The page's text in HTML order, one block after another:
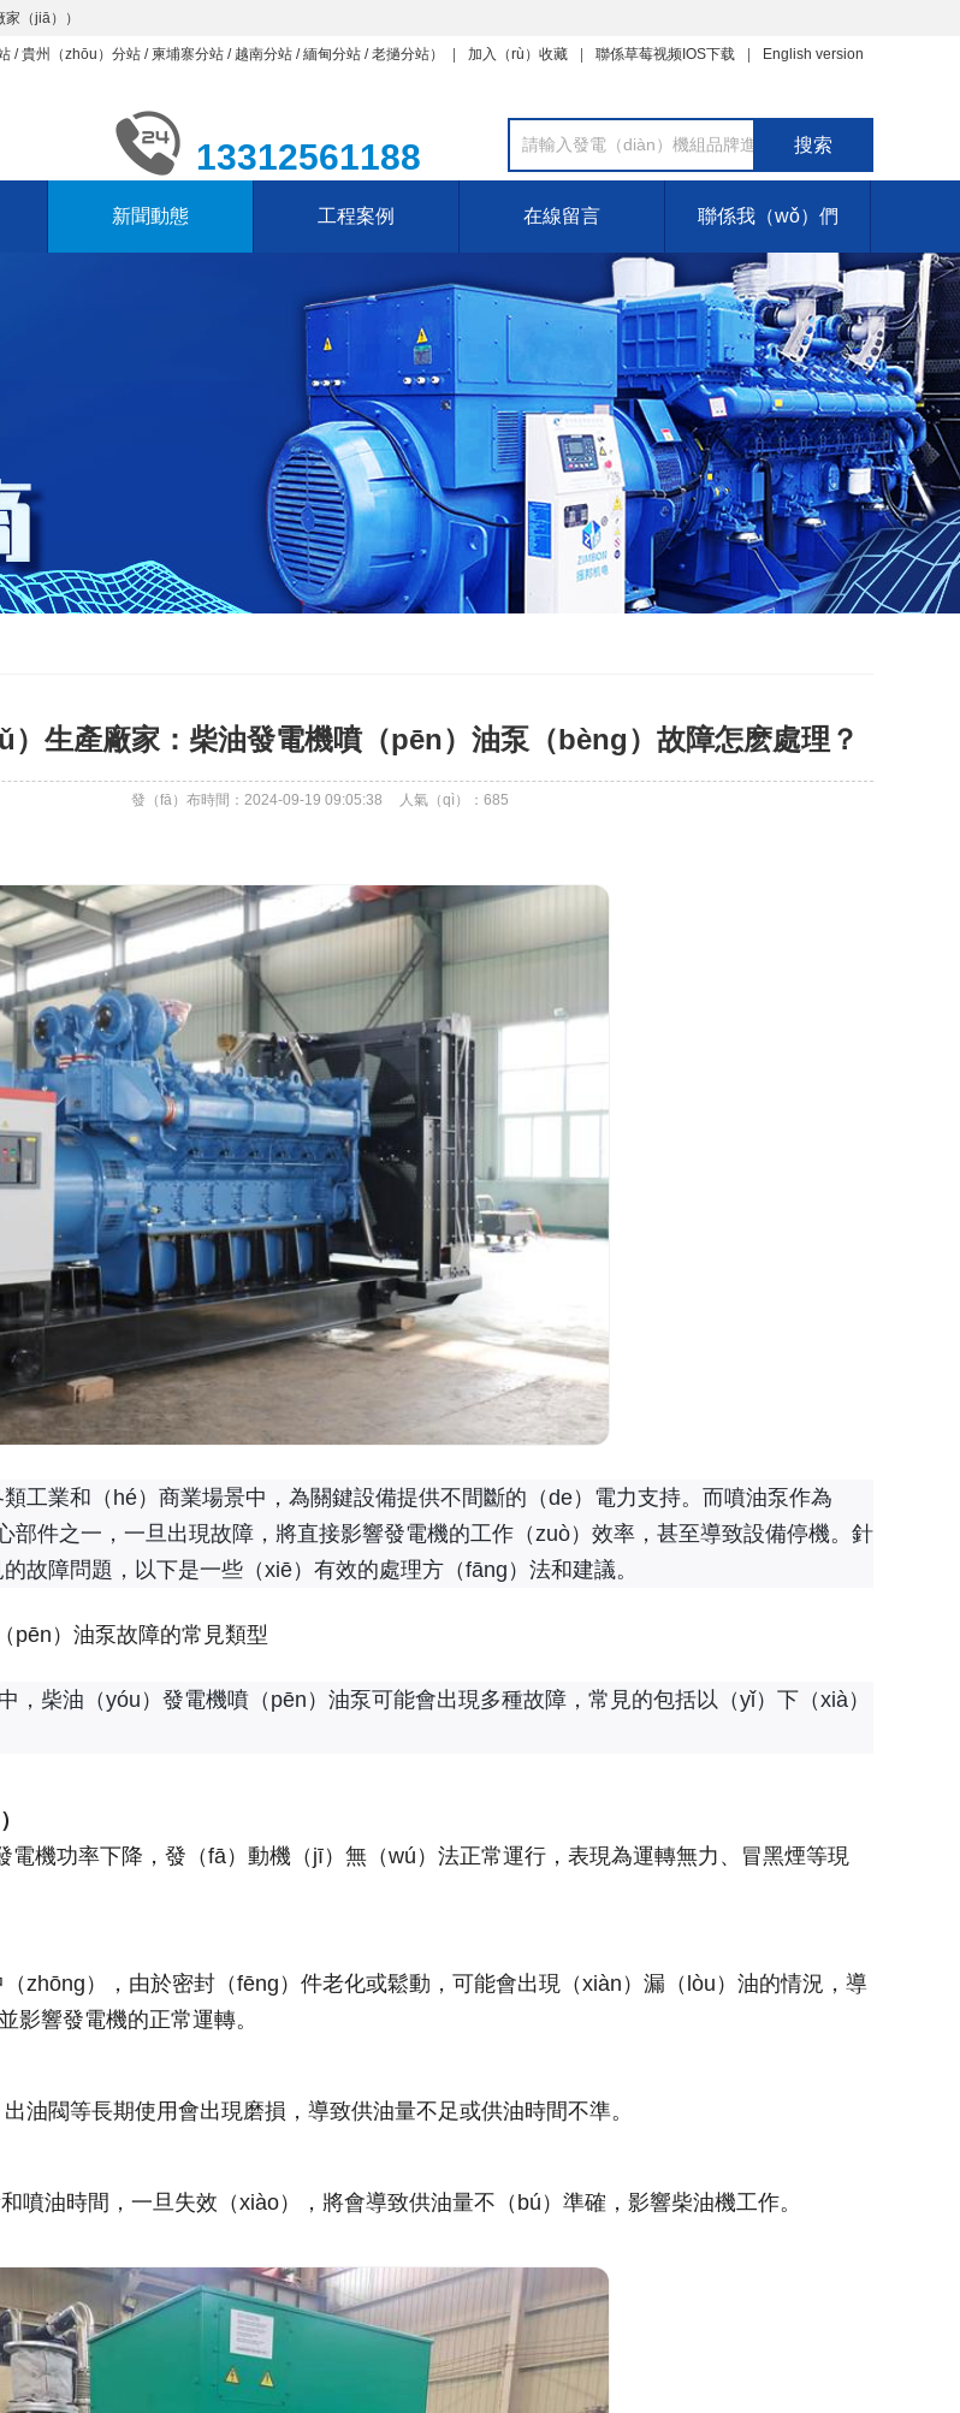
（jiā））
/貴州（zhōu）分站 /柬埔寨分站 / 越南分站 /緬甸分站 /老撾分站） 加入（rù）收藏 聯係草莓视频IOS下载 English version
13312561188
新聞動態 工程案例 在線留言 聯係我（wǒ）們
）生產廠家：柴油發電機噴（pēn）油泵（bèng）故障怎麽處理？
發（fā）布時間：2024-09-19 09:05:38 人氣（qì）： 685
工業和（hé）商業場景中，為關鍵設備提供不間斷的（de）電力支持。而噴油泵作為
部件之一，一旦出現故障，將直接影響發電機的工作（zuò）效率，甚至導致設備停機。針
故障問題，以下是一些（xiē）有效的處理方（fāng）法和建議。
pēn）油泵故障的常見類型
，柴油（yóu）發電機噴（pēn）油泵可能會出現多種故障，常見的包括以（yǐ）下（xià）
電機功率下降，發（fā）動機（jī）無（wú）法正常運行，表現為運轉無力、冒黑煙等現
zhōng），由於密封（fēng）件老化或鬆動，可能會出現（xiàn）漏（lòu）油的情況，導
影響發電機的正常運轉。
油閥等長期使用會出現磨損，導致供油量不足或供油時間不準。
噴油時間，一旦失效（xiào），將會導致供油量不（bú）準確，影響柴油機工作。